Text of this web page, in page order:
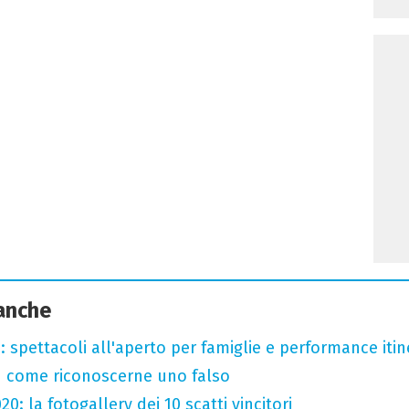
spettacoli all'aperto per famiglie e performance
come riconoscerne uno falso
la fotogallery dei 10 scatti vincitori